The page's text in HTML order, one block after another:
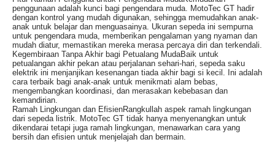
penggunaan adalah kunci bagi pengendara muda. MotoTec GT hadir
dengan kontrol yang mudah digunakan, sehingga memudahkan anak-
anak untuk belajar dan menguasainya. Ukuran sepeda ini sempurna
untuk pengendara muda, memberikan pengalaman yang nyaman dan
mudah diatur, memastikan mereka merasa percaya diri dan terkendali.
Kegembiraan Tanpa Akhir bagi Petualang MudaBaik untuk
petualangan akhir pekan atau perjalanan sehari-hari, sepeda saku
elektrik ini menjanjikan kesenangan tiada akhir bagi si kecil. Ini adalah
cara terbaik bagi anak-anak untuk menikmati alam bebas,
mengembangkan koordinasi, dan merasakan kebebasan dan
kemandirian.
Ramah Lingkungan dan EfisienRangkullah aspek ramah lingkungan
dari sepeda listrik. MotoTec GT tidak hanya menyenangkan untuk
dikendarai tetapi juga ramah lingkungan, menawarkan cara yang
bersih dan efisien untuk menjelajah dan bermain.